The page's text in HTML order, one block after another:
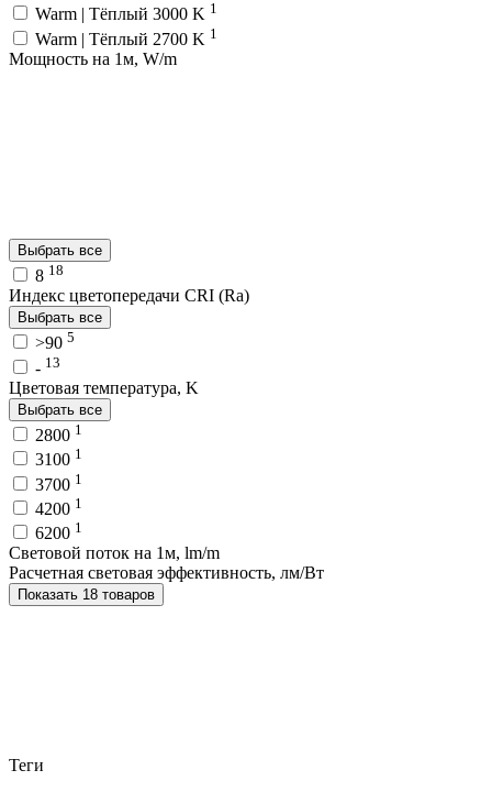
Warm | Тёплый 3000 K 1
Warm | Тёплый 2700 K 1
Мощность на 1м, W/m
Выбрать все
8 18
Индекс цветопередачи CRI (Ra)
Выбрать все
>90 5
- 13
Цветовая температура, K
Выбрать все
2800 1
3100 1
3700 1
4200 1
6200 1
Световой поток на 1м, lm/m
Расчетная световая эффективность, лм/Вт
Показать 18 товаров
Теги